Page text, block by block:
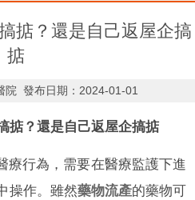
掂？還是自己返屋企搞
掂
院 發布日期：2024-01-01
掂？還是自己返屋企搞掂
療行為，需要在醫療監護下進
操作。雖然藥物流產的藥物可